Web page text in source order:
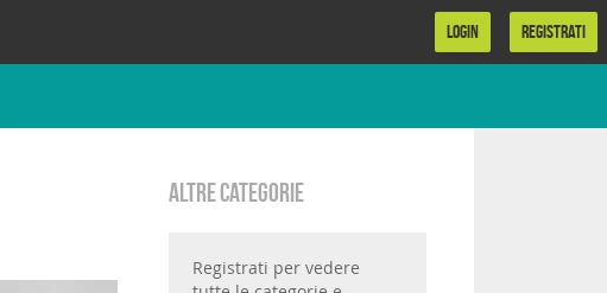
LOGIN REGISTRATI
Altre categorie
Registrati per vedere